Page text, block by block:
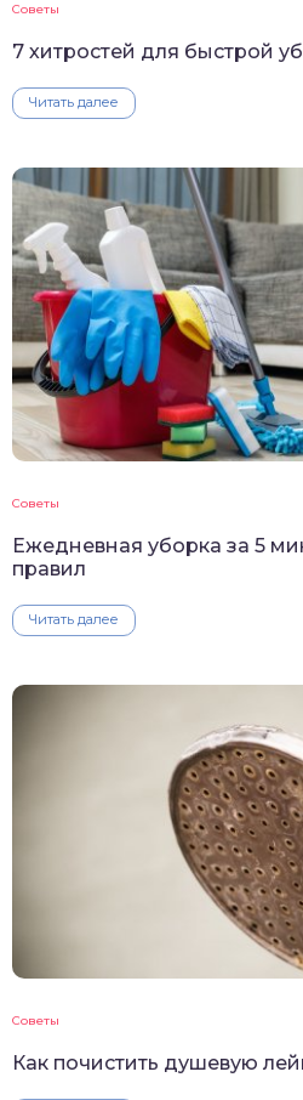
Советы
7 хитростей для быстрой
Читать далее
Советы
Ежедневная уборка за 5
правил
Читать далее
Советы
Как почистить душевую